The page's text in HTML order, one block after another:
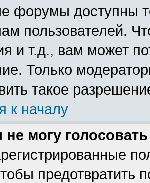
форумы доступны
пользователей.
и т.д., вам может
Только
такое
к началу
не могу
предотвратить